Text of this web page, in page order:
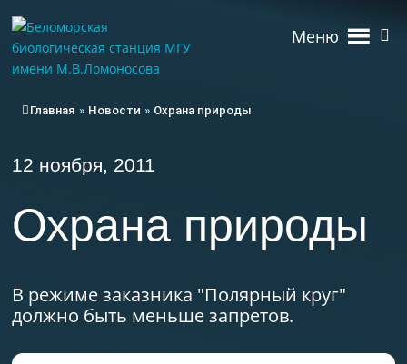
Меню
Главная » Новости » Охрана природы
12 ноября, 2011
Охрана природы
В режиме заказника "Полярный круг"
должно быть меньше запретов.